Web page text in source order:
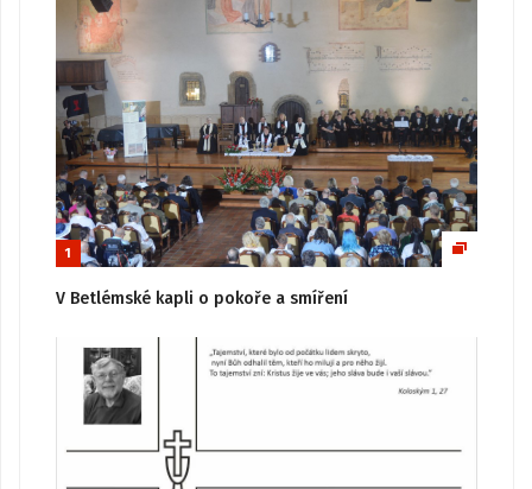
1
V Betlémské kapli o pokoře a smíření